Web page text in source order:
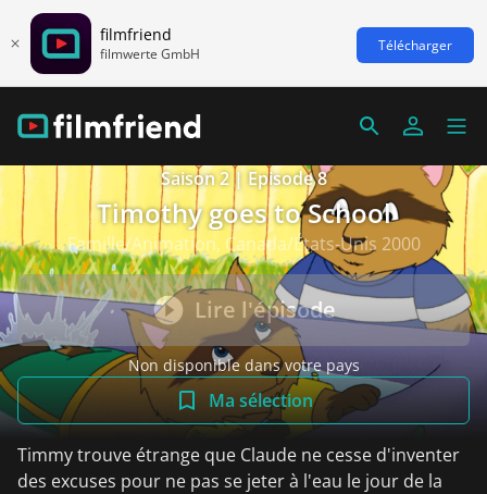
filmfriend
filmwerte GmbH Télécharger
Saison 2 | Episode 8
Timothy goes to School
Famille/Animation, Canada/États-Unis 2000
Lire l'épisode
Non disponible dans votre pays
Ma sélection
Timmy trouve étrange que Claude ne cesse d'inventer
des excuses pour ne pas se jeter à l'eau le jour de la